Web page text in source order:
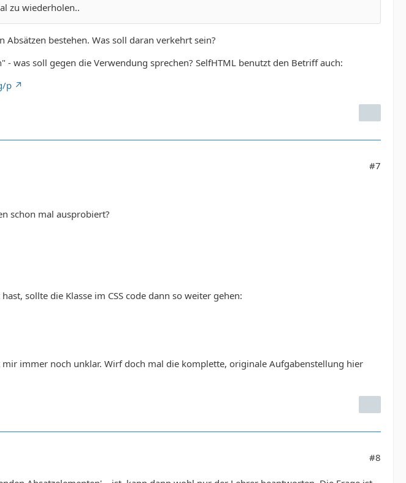
zu wiederholen..
Absätzen bestehen. Was soll daran verkehrt sein?
was soll gegen die Verwendung sprechen? SelfHTML benutzt den Betriff auch:
p
#7
schon mal ausprobiert?
sollte die Klasse im CSS code dann so weiter gehen:
immer noch unklar. Wirf doch mal die komplette, originale Aufgabenstellung hier
#8